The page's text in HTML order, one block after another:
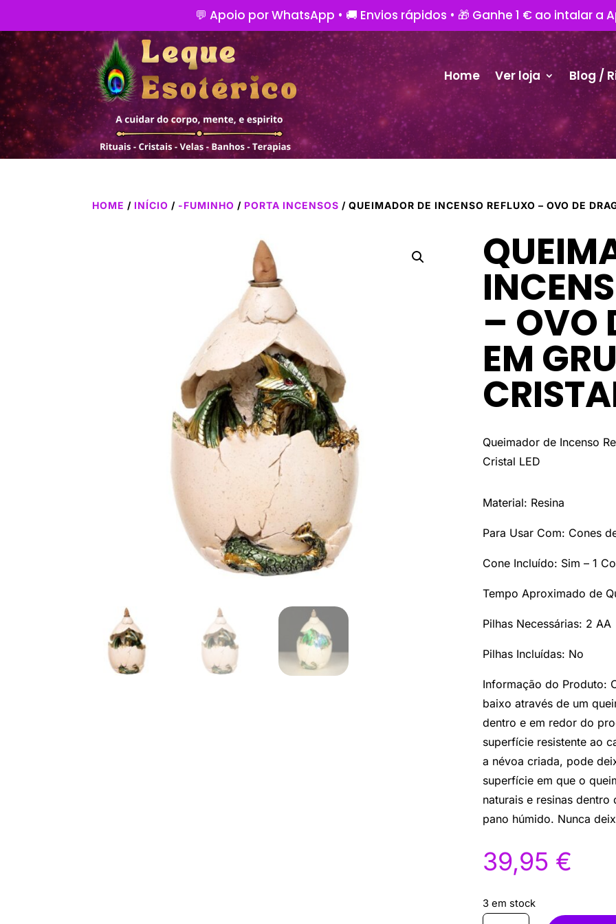
💬 Apoio por WhatsApp • 🚚 Envios rápidos • 🎁 Ganhe 1 € ao intalar a
Home Ver loja Blog /
HOME / INÍCIO / -FUMINHO / PORTA INCENSOS / QUEIMADOR DE INCENSO REFLUXO – OVO DE
– OVO
EM
Queimador de Incenso
Cristal LED
Material: Resina
Para Usar Com: Cones
Cone Incluído: Sim – 1
Tempo Aproximado de
Pilhas Necessárias: 2 AA
Pilhas Incluídas: No
Informação do Produto:
baixo através de um
dentro e em redor do
superfície resistente ao
a névoa criada, pode
superfície em que o
naturais e resinas
pano húmido. Nunca
39,95 €
3 em stock